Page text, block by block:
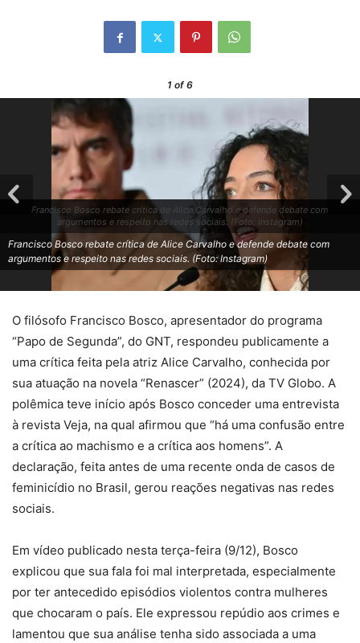
1 of 6
Francisco Bosco rebate crítica de Alice Carvalho e defende debate com
argumentos e respeito nas redes sociais. (Foto: Instagram)
Francisco Bosco rebate crítica de Alice Carvalho e defende debate com
argumentos e respeito nas redes sociais. (Foto: Instagram)
O filósofo Francisco Bosco, apresentador do programa
“Papo de Segunda”, do GNT, respondeu publicamente a
uma crítica feita pela atriz Alice Carvalho, conhecida por
sua atuação na novela “Renascer” (2024), da TV Globo. A
polêmica teve início após Bosco conceder uma entrevista
à revista Veja, na qual afirmou que “há uma confusão entre
a crítica ao machismo e a crítica aos homens”. A
declaração, feita antes de uma recente onda de casos de
feminicídio no Brasil, gerou reações negativas nas redes
sociais.
Em vídeo publicado nesta terça-feira (9/12), Bosco
explicou que sua fala foi mal interpretada, especialmente
por ter antecedido episódios violentos contra mulheres
que chocaram o país. Ele expressou repúdio aos crimes e
lamentou que sua análise tenha sido associada a uma